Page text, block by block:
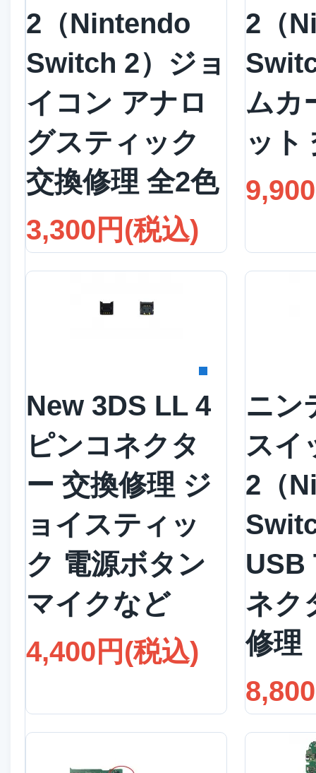
2（Nintendo
Switch 2）ジョ
イコン アナロ
グスティック
交換修理 全2色
3,300円(税込)
2（
ムカ
ット
New 3DS LL 4
ピンコネクタ
ー 交換修理 ジ
ョイスティッ
ク 電源ボタン
マイクなど
4,400円(税込)
ニン
スイ
2（
USB
ネク
修理